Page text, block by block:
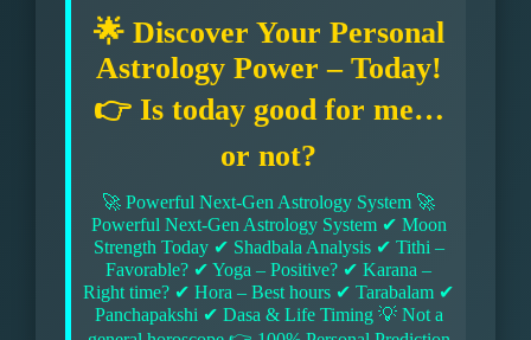
🌟 Discover Your Personal
Astrology Power – Today!
👉 Is today good for me…
or not?
🚀 Powerful Next-Gen Astrology System 🚀
Powerful Next-Gen Astrology System ✔ Moon
Strength Today ✔ Shadbala Analysis ✔ Tithi –
Favorable? ✔ Yoga – Positive? ✔ Karana –
Right time? ✔ Hora – Best hours ✔ Tarabalam ✔
Panchapakshi ✔ Dasa & Life Timing 💡 Not a